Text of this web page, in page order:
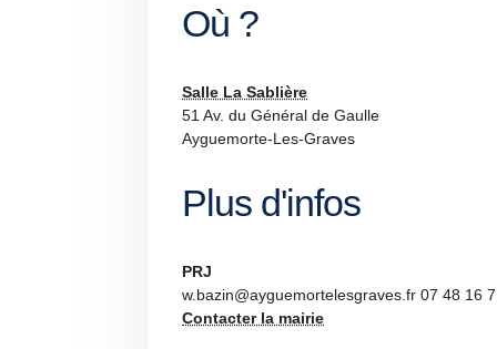
Où ?
Salle La Sablière
51 Av. du Général de Gaulle
Ayguemorte-Les-Graves
Plus d'infos
PRJ
w.bazin@ayguemortelesgraves.fr 07 48 16
Contacter la mairie